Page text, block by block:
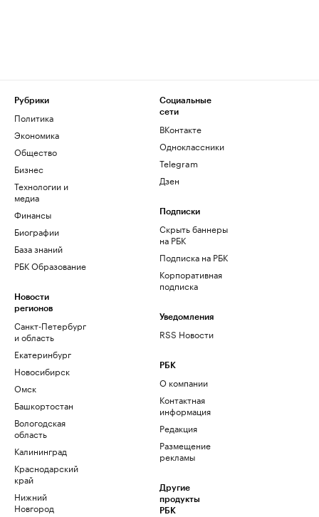
Рубрики
Политика
Экономика
Общество
Бизнес
Технологии и
медиа
Финансы
Биографии
База знаний
РБК Образование
Новости
регионов
Санкт-Петербург
и область
Екатеринбург
Новосибирск
Омск
Башкортостан
Вологодская
область
Калининград
Краснодарский
край
Нижний
Новгород
Социальные
сети
ВКонтакте
Одноклассники
Telegram
Дзен
Подписки
Скрыть баннеры
на РБК
Подписка на РБК
Корпоративная
подписка
Уведомления
RSS Новости
РБК
О компании
Контактная
информация
Редакция
Размещение
рекламы
Другие
продукты
РБК